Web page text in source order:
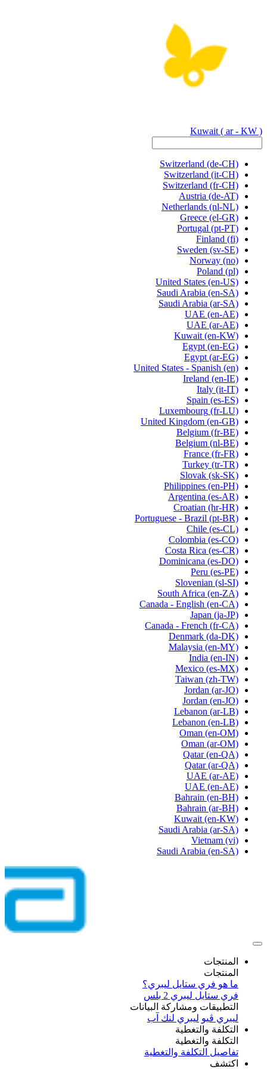
Kuwait ( ar - KW )
Switzerland (de-CH)
Switzerland (it-CH)
Switzerland (fr-CH)
Austria (de-AT)
Netherlands (nl-NL)
Greece (el-GR)
Portugal (pt-PT)
Finland (fi)
Sweden (sv-SE)
Norway (no)
Poland (pl)
United States (en-US)
Saudi Arabia (en-SA)
Saudi Arabia (ar-SA)
UAE (en-AE)
UAE (ar-AE)
Kuwait (en-KW)
Egypt (en-EG)
Egypt (ar-EG)
United States - Spanish (en)
Ireland (en-IE)
Italy (it-IT)
Spain (es-ES)
Luxembourg (fr-LU)
United Kingdom (en-GB)
Belgium (fr-BE)
Belgium (nl-BE)
France (fr-FR)
Turkey (tr-TR)
Slovak (sk-SK)
Philippines (en-PH)
Argentina (es-AR)
Croatian (hr-HR)
Portuguese - Brazil (pt-BR)
Chile (es-CL)
Colombia (es-CO)
Costa Rica (es-CR)
Dominicana (es-DO)
Peru (es-PE)
Slovenian (sl-SI)
South Africa (en-ZA)
Canada - English (en-CA)
Japan (ja-JP)
Canada - French (fr-CA)
Denmark (da-DK)
Malaysia (en-MY)
India (en-IN)
Mexico (es-MX)
Taiwan (zh-TW)
Jordan (ar-JO)
Jordan (en-JO)
Lebanon (ar-LB)
Lebanon (en-LB)
Oman (en-OM)
Oman (ar-OM)
Qatar (en-QA)
Qatar (ar-QA)
UAE (ar-AE)
UAE (en-AE)
Bahrain (en-BH)
Bahrain (ar-BH)
Kuwait (en-KW)
Saudi Arabia (ar-SA)
Vietnam (vi)
Saudi Arabia (en-SA)
المنتجات
المنتجات
ما هو فري ستايل ليبري؟
فري ستايل ليبري 2 بلس​
التطبيقات ومشاركة البيانات
ليبري ڤيو ليبري لنك آب
التكلفة والتغطية
التكلفة والتغطية
تفاصيل التكلفة والتغطية
اكتشف​